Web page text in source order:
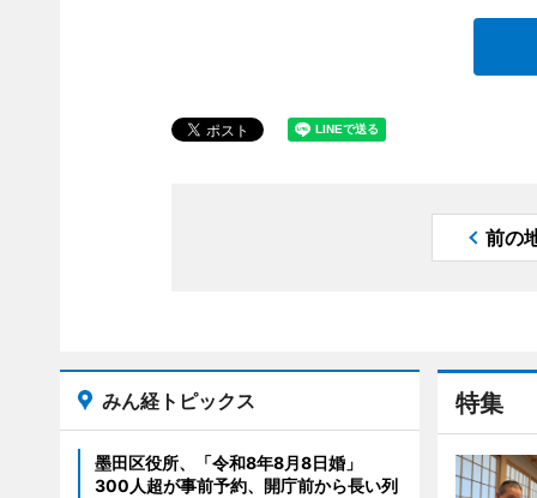
前の
特集
みん経トピックス
墨田区役所、「令和8年8月8日婚」
300人超が事前予約、開庁前から長い列